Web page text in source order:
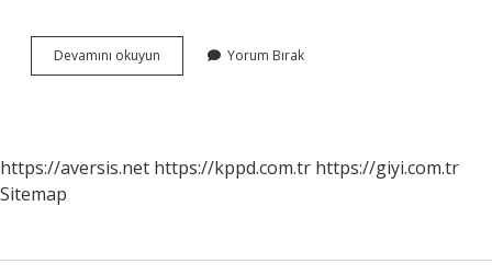
Devamını okuyun
Derece
Yorum Bırak
https://aversis.net https://kppd.com.tr https://giyi.com.tr
Sitemap